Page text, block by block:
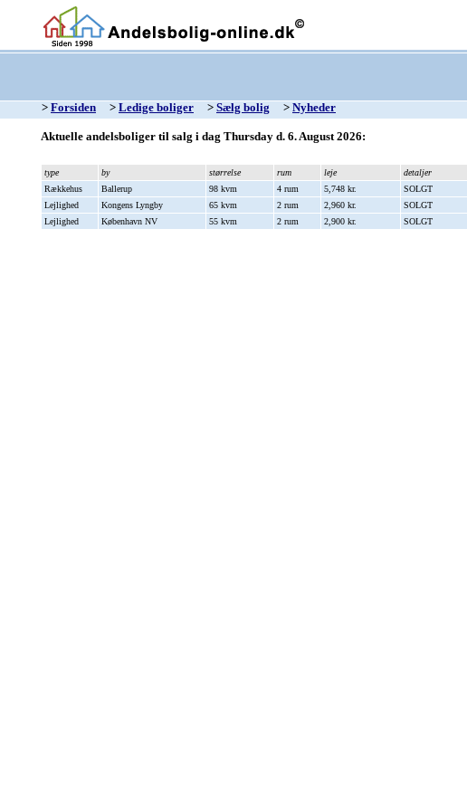
> Forsiden > Ledige boliger > Sælg bolig > Nyheder
Aktuelle andelsboliger til salg i dag Thursday d. 6. August 2026:
type by størrelse rum leje
detaljer
Rækkehus
Ballerup 98 kvm 4 rum 5,748 kr.
SOLGT
Lejlighed
Kongens Lyngby 65 kvm 2 rum 2,960 kr.
SOLGT
Lejlighed
København NV 55 kvm 2 rum 2,900 kr. SOLGT